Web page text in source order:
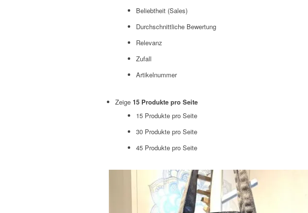
Beliebtheit (Sales)
Durchschnittliche Bewertung
Relevanz
Zufall
Artikelnummer
Zeige 15 Produkte pro Seite
15 Produkte pro Seite
30 Produkte pro Seite
45 Produkte pro Seite